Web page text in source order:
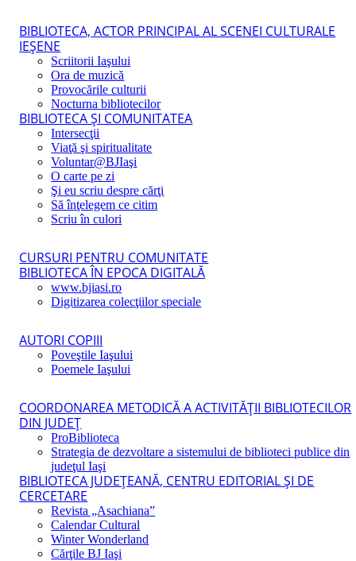
BIBLIOTECA, ACTOR PRINCIPAL AL SCENEI CULTURALE
IEŞENE
Scriitorii Iaşului
Ora de muzică
Provocările culturii
Nocturna bibliotecilor
BIBLIOTECA ŞI COMUNITATEA
Intersecţii
Viaţă şi spiritualitate
Voluntar@BJIaşi
O carte pe zi
Şi eu scriu despre cărţi
Să înţelegem ce citim
Scriu în culori
CURSURI PENTRU COMUNITATE
BIBLIOTECA ÎN EPOCA DIGITALĂ
www.bjiasi.ro
Digitizarea colecţiilor speciale
AUTORI COPIII
Poveştile Iaşului
Poemele Iaşului
COORDONAREA METODICĂ A ACTIVITĂŢII BIBLIOTECILOR
DIN JUDEŢ
ProBiblioteca
Strategia de dezvoltare a sistemului de biblioteci publice din
judeţul Iaşi
BIBLIOTECA JUDEŢEANĂ, CENTRU EDITORIAL ŞI DE
CERCETARE
Revista „Asachiana”
Calendar Cultural
Winter Wonderland
Cărţile BJ Iaşi